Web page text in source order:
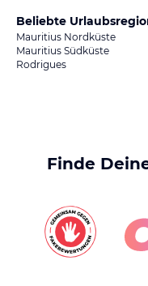
Beliebte
Mauritius Nordküste
Mauritius Südküste
Rodrigues
Finde